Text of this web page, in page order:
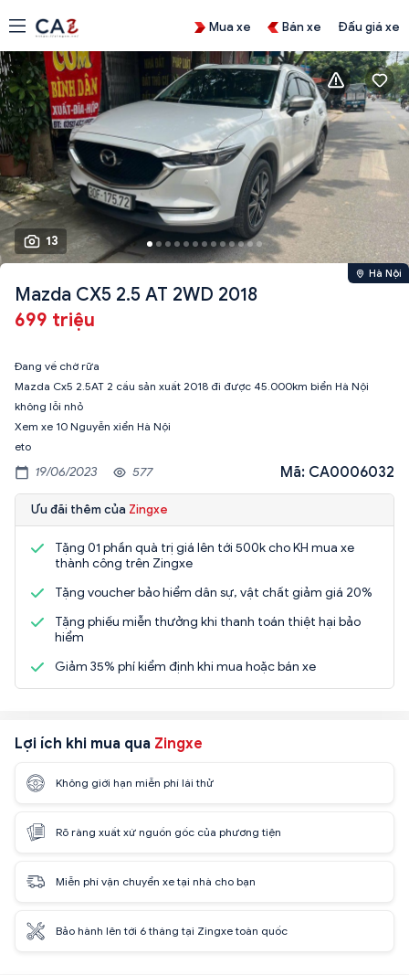
Mua xe Bán xe Đấu giá xe
13
Hà Nội
Mazda CX5 2.5 AT 2WD 2018
699 triệu
Đang về chờ rữa
Mazda Cx5 2.5AT 2 cầu sản xuất 2018 đi được 45.000km biển Hà Nội
không lỗi nhỏ
Xem xe 10 Nguyễn xiển Hà Nội
eto
19/06/2023 577 Mã: CA0006032
Ưu đãi thêm của Zingxe
Tặng 01 phần quà trị giá lên tới 500k cho KH mua xe
thành công trên Zingxe
Tặng voucher bảo hiểm dân sự, vật chất giảm giá 20%
Tặng phiếu miễn thưởng khi thanh toán thiệt hại bảo
hiểm
Giảm 35% phí kiểm định khi mua hoặc bán xe
Lợi ích khi mua qua Zingxe
Không giới hạn miễn phí lái thử
Rõ ràng xuất xứ nguồn gốc của phương tiện
Miễn phí vận chuyển xe tại nhà cho bạn
Bảo hành lên tới 6 tháng tại Zingxe toàn quốc